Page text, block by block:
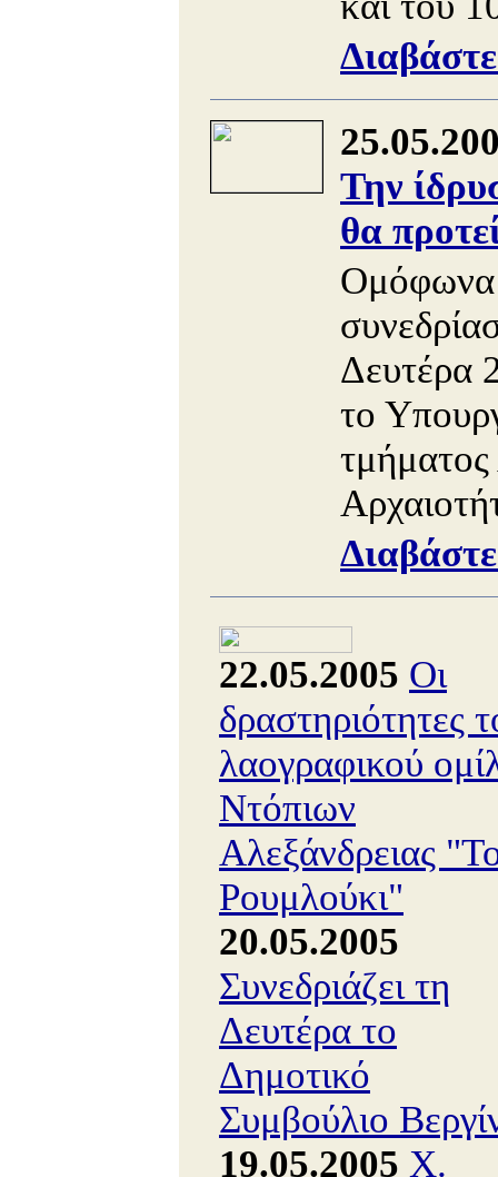
Την
θα
Ομόφωνα
Δευτέρα
το
22.05.2005 Οι
δραστηριότητες
λαογραφικού
Ντόπιων
Αλεξάνδρειας
Ρουμλούκι"
20.05.2005
Συνεδριάζει τη
Δευτέρα το
Δημοτικό
Συμβούλιο
19.05.2005 Χ.